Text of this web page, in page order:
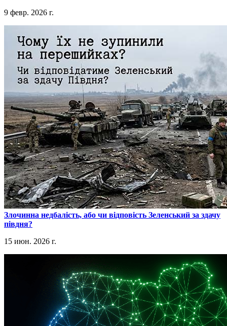
9 февр. 2026 г.
​Злочинна недбалість, або чи відповість Зеленський за здачу
півдня?
15 июн. 2026 г.